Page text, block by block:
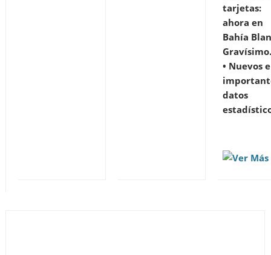
tarjetas:
ahora en
Bahía
• Nuevos e
datos